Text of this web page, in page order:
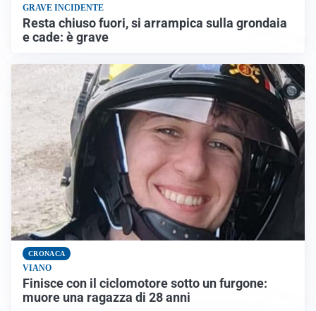
GRAVE INCIDENTE
Resta chiuso fuori, si arrampica sulla grondaia
e cade: è grave
CRONACA
VIANO
Finisce con il ciclomotore sotto un furgone:
muore una ragazza di 28 anni